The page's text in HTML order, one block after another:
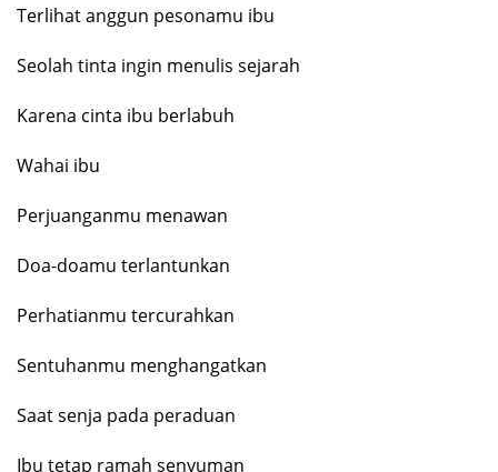
Terlihat anggun pesonamu ibu
Seolah tinta ingin menulis sejarah
Karena cinta ibu berlabuh
Wahai ibu
Perjuanganmu menawan
Doa-doamu terlantunkan
Perhatianmu tercurahkan
Sentuhanmu menghangatkan
Saat senja pada peraduan
Ibu tetap ramah senyuman